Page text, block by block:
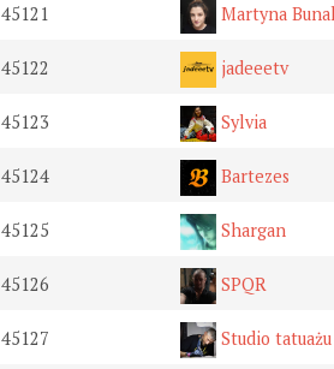
45121 Martyna
45122 jadeeetv
45123 Sylvia
45124 Bartezes
45125 Shargan
45126 SPQR
45127 Studio